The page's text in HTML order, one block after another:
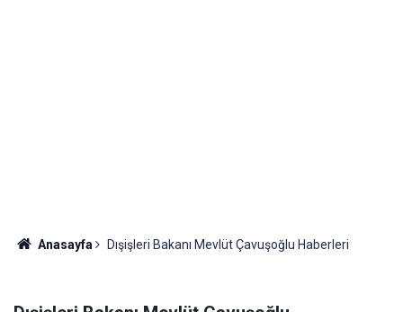
Anasayfa Dışişleri Bakanı Mevlüt Çavuşoğlu Haberleri